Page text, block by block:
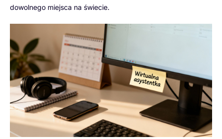
dowolnego miejsca na świecie.